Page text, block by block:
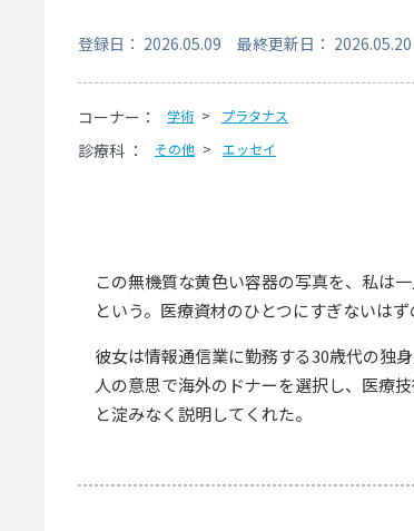
登録日： 2026.05.09 最終更新日： 2026.05.20
コーナー： 学術 プラタナス
診療科 ： その他 エッセイ
この無機質な黄色い容器の写真を、私は
という。医療資材のひとつにすぎないは
彼女は情報通信業に勤務する30歳代の独
人の意思で海外のドナーを選択し、医療
と淀みなく説明してくれた。